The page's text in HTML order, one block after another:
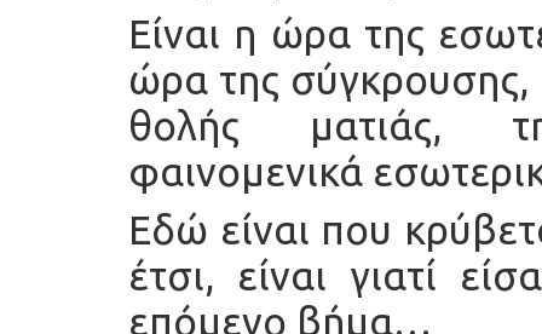
Είναι η ώρα της
ώρα της
θολής ματιάς,
φαινομενικά
Εδώ είναι που
έτσι, είναι γιατί
επόμενο βήμα…